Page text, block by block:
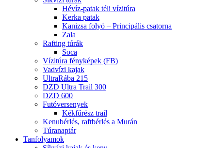
Hévíz-patak téli vízitúra
Kerka patak
Kanizsa folyó – Principális csatorna
Zala
Rafting túrák
Soca
Vízitúra fényképek (FB)
Vadvízi kajak
UltraRába 215
DZD Ultra Trail 300
DZD 600
Futóversenyek
Kékfűrész trail
Kenubérlés, raftbérlés a Murán
Túranaptár
Tanfolyamok